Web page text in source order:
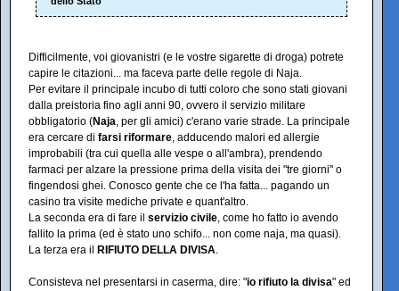
Difficilmente, voi giovanistri (e le vostre sigarette di droga) potrete
capire le citazioni... ma faceva parte delle regole di Naja.
Per evitare il principale incubo di tutti coloro che sono stati giovani
dalla preistoria fino agli anni 90, ovvero il servizio militare
obbligatorio (Naja, per gli amici) c'erano varie strade. La principale
era cercare di farsi riformare, adducendo malori ed allergie
improbabili (tra cui quella alle vespe o all'ambra), prendendo
farmaci per alzare la pressione prima della visita dei "tre giorni" o
fingendosi ghei. Conosco gente che ce l'ha fatta... pagando un
casino tra visite mediche private e quant'altro.
La seconda era di fare il servizio civile, come ho fatto io avendo
fallito la prima (ed è stato uno schifo... non come naja, ma quasi).
La terza era il
RIFIUTO DELLA DIVISA.
Consisteva nel presentarsi in caserma, dire: "io rifiuto la divisa" ed